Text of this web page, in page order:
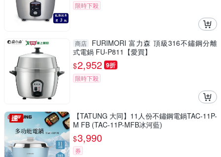
限時下殺
商店
FURIMORI 富力森 頂級316不鏽鋼分離
式電鍋 FU-P811【愛買】
$2,952 9折
限時下殺
【TATUNG 大同】11人份不鏽鋼電鍋TAC-11P-
M FB (TAC-11P-MFB冰河藍)
$3,990
券